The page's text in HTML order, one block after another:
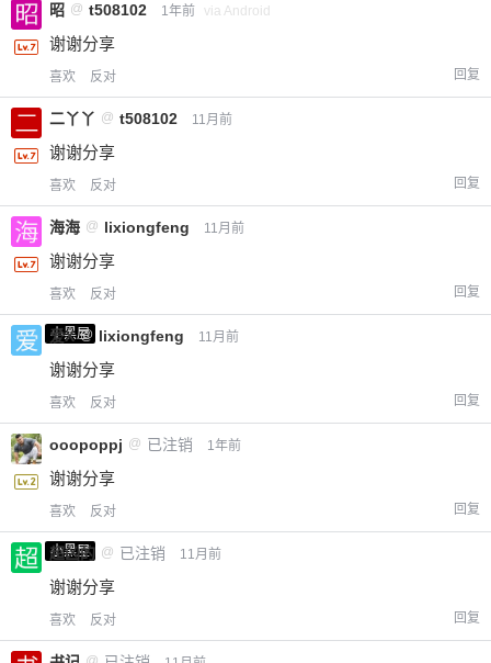
昭 @ t508102 1年前 via Android
谢谢分享
喜欢 反对 回复
二丫丫 @ t508102 11月前
谢谢分享
喜欢 反对 回复
海海 @ lixiongfeng 11月前
谢谢分享
喜欢 反对 回复
小黑屋
爱X @ lixiongfeng 11月前
谢谢分享
喜欢 反对 回复
ooopoppj @ 已注销 1年前
谢谢分享
喜欢 反对 回复
小黑屋
超凶的 @ 已注销 11月前
谢谢分享
喜欢 反对 回复